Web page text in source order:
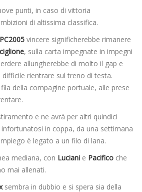
punti, in caso di vittoria
di altissima classifica.
vincere significherebbe rimanere
, sulla carta impegnate in impegni
allungherebbe di molto il gap e
rientrare sul treno di testa.
della compagine portuale, alle prese
e ne avrà per altri quindici
infortunatosi in coppa, da una settimana
è legato a un filo di lana.
mediana, con Luciani e Pacifico che
mai allenati.
sembra in dubbio e si spera sia della